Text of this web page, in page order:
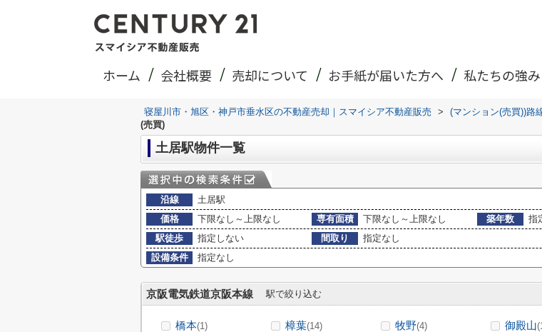
ホーム 会社概要 売却について お手紙が届いた方へ 私たちの強み
寝屋川市・旭区・神戸市垂水区の不動産売却｜スマイシア不動産販売 > (マンション(売買))路
(売買)
土居駅物件一覧
沿線
土居駅
価格
下限なし～上限なし 専有面積 下限なし～上限なし 築年数
指
駅徒歩
指定しない 間取り
指定なし
設備条件
指定なし
京阪電気鉄道京阪本線 駅で絞り込む
橋本(1) 樟葉(14) 牧野(4) 御殿山